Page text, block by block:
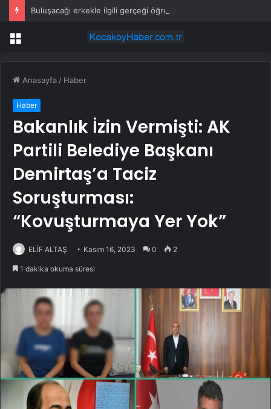
Menü
Anasayfa / Haber
Haber
Bakanlık İzin Vermişti: AK
Partili Belediye Başkanı
Demirtaş’a Taciz
Soruşturması:
“Kovuşturmaya Yer Yok”
ELİF ALTAŞ Kasım 16, 2023 0 2
1 dakika okuma süresi